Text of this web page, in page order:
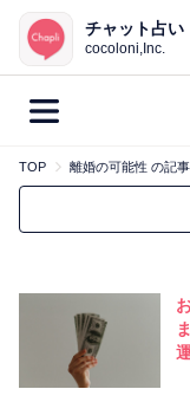
最新記事一覧
カテゴリー別
鑑定
チャット占い
cocoloni,Inc.
TOP 離婚の可能性 の記